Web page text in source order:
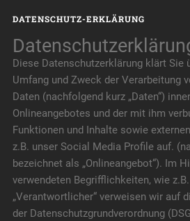
DATENSCHUTZ-ERKLÄRUNG
Diese Datenschutzerklärung klärt Sie
Umfang und Zweck der Verarbeitung
Daten (nachfolgend kurz „Daten“)
Onlineangebotes und der mit ihm
Funktionen und Inhalte sowie
z.B. unser Social Media Profile auf.
bezeichnet als „Onlineangebot“). Im
verwendeten Begrifflichkeiten, wie
„Verantwortlicher“ verweisen wir auf
der Datenschutzgrundverordnung